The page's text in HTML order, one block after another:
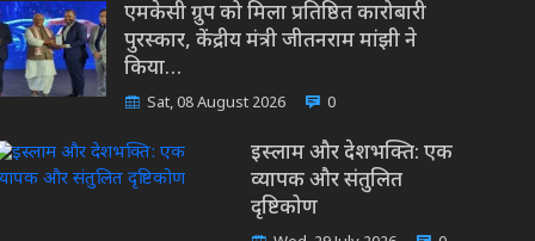
एमकेसी ग्रुप को मिला प्रतिष्ठित कारोबारी
पुरस्कार, केंद्रीय मंत्री जीतनराम मांझी ने
किया…
Sat, 08 August 2026 0
इस्लाम और देशभक्ति: एक
व्यापक और संतुलित
दृष्टिकोण